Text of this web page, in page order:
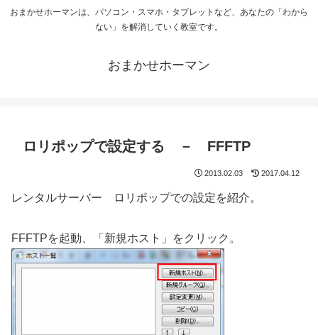
おまかせホーマンは、パソコン・スマホ・タブレットなど、あなたの「わから
ない」を解消していく教室です。
おまかせホーマン
ロリポップで設定する － FFFTP
2013.02.03 2017.04.12
レンタルサーバー ロリポップでの設定を紹介。
FFFTPを起動、「新規ホスト」をクリック。